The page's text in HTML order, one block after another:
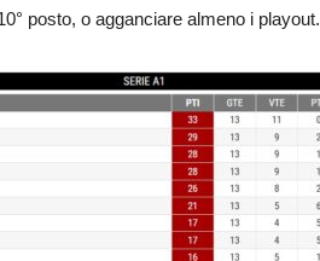
posto, o agganciare almeno i playout.